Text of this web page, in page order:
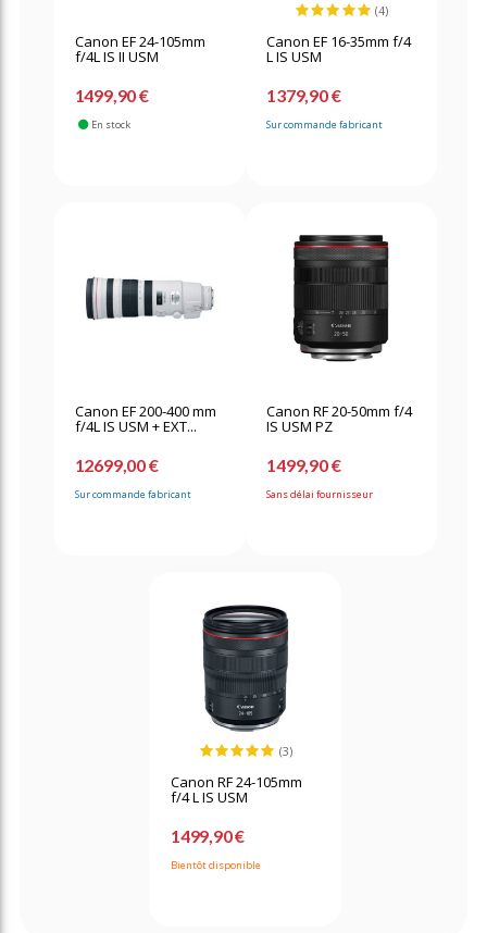
Canon EF 24-105mm
f/4L IS II USM
1499,90 €
En stock
(4)
Canon EF 16-35mm f/4
L IS USM
1379,90 €
Sur commande fabricant
Canon EF 200-400 mm
f/4L IS USM + EXT...
12699,00 €
Sur commande fabricant
Canon RF 20-50mm f/4
IS USM PZ
1499,90 €
Sans délai fournisseur
(3)
Canon RF 24-105mm
f/4 L IS USM
1499,90 €
Bientôt disponible